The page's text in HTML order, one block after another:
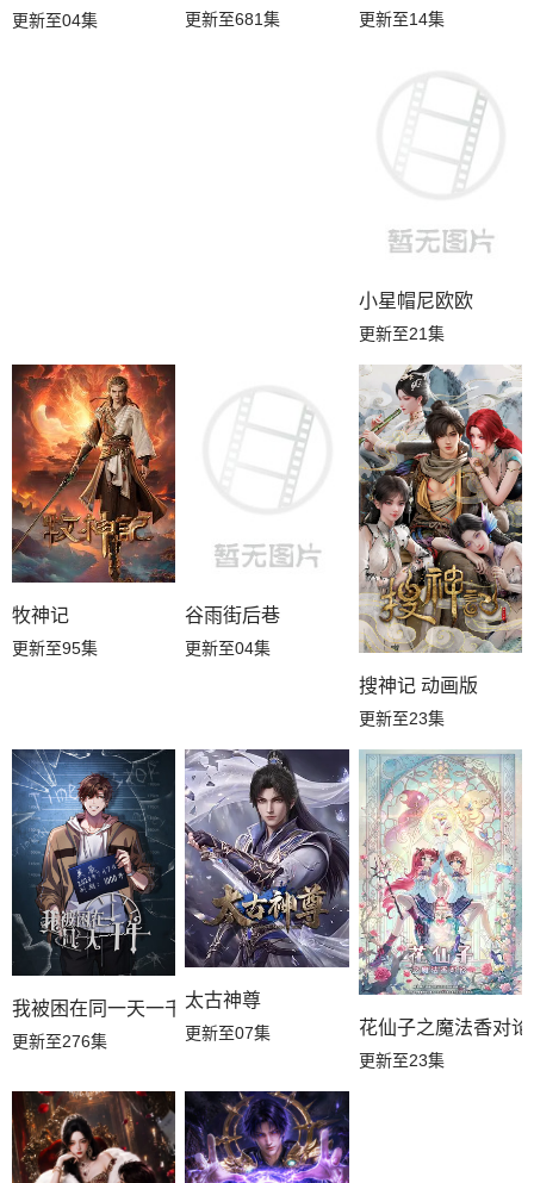
第05集 第04集 第03集
更新至04集 更新至681集 更新至14集
小星帽尼欧欧
更新至21集
牧神记
更新至95集
谷雨街后巷
更新至04集
搜神记 动画版
更新至23集
我被困在同一天一千年动态漫画
更新至276集
太古神尊
更新至07集 花仙子之魔法香对论
更新至23集